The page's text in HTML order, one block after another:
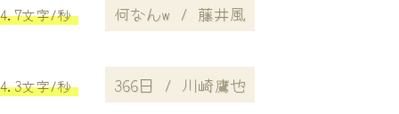
4.7文字/秒 何なんw / 藤井風
4.3文字/秒 366日 / 川崎鷹也